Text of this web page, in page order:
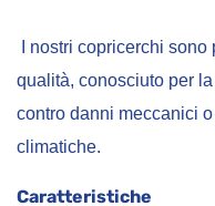
I nostri copricerchi
qualità, conosciuto per
contro danni meccanici
climatiche.
Caratteristiche